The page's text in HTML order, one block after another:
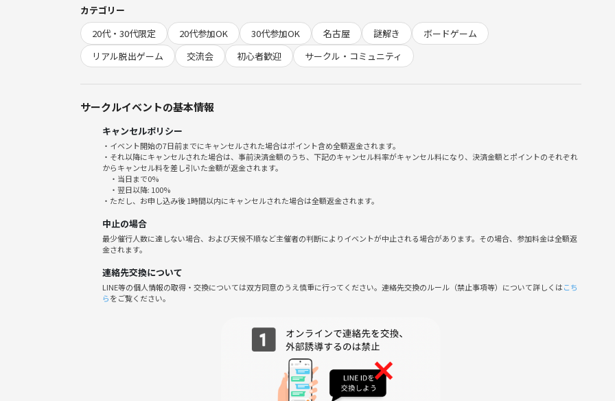
・3時間程度を予定
・調整可能
◎ 当日の内容
• 軽い自己紹介
• ボードゲームで交流
• 今後行きたい謎解き公演の相談
• 当サークルの活動方針の共有
• 当サークルの雰囲気の共有
◎ 開催場所
・愛知県上前津駅近辺のボードゲーム カフェ
※詳細は参加者に個別連絡します
◎ 募集対象
• 20代、30代ぐらい
• 男女問わず
カテゴリー
20代・30代限定
20代参加OK 30代参加OK 名古屋 謎解き
ボードゲーム
リアル脱出ゲーム
交流会 初心者歓迎 サークル・コミュニティ
サークルイベントの基本情報
キャンセルポリシー
・イベント開始の7日前までにキャンセルされた場合はポイント含め全額返金されます。
・それ以降にキャンセルされた場合は、事前決済金額のうち、下記のキャンセル料率がキャンセル料になり、決済金額とポイントのそれぞれ
からキャンセル料を差し引いた金額が返金されます。
・当日まで0%
・翌日以降: 100%
・ただし、お申し込み後 1時間以内にキャンセルされた場合は全額返金されます。
中止の場合
最少催行人数に達しない場合、および天候不順など主催者の判断によりイベントが中止される場合があります。その場合、参加料金は全額返
金されます。
連絡先交換について
LINE等の個人情報の取得・交換については双方同意のうえ慎重に行ってください。連絡先交換のルール（禁止事項等）について詳しくはこち
らをご覧ください。